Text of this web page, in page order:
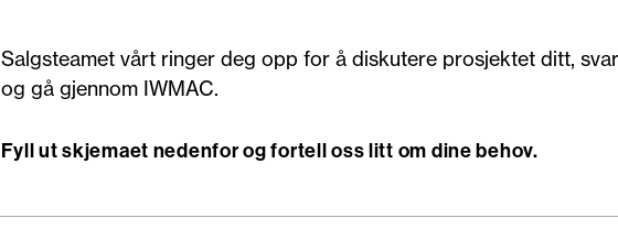
Salgsteamet vårt ringer deg opp for å diskutere prosjektet ditt,
og gå gjennom IWMAC.
Fyll ut skjemaet nedenfor og fortell oss litt om dine behov.